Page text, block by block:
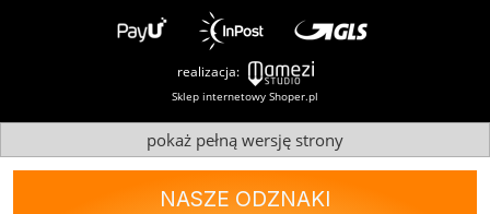
realizacja:
Sklep internetowy Shoper.pl
pokaż pełną wersję strony
NASZE ODZNAKI